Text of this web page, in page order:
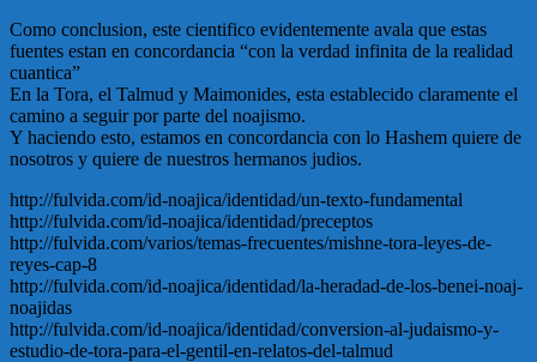
Como conclusion, este cientifico evidentemente avala que estas
fuentes estan en concordancia “con la verdad infinita de la realidad
cuantica”
En la Tora, el Talmud y Maimonides, esta establecido claramente el
camino a seguir por parte del noajismo.
Y haciendo esto, estamos en concordancia con lo Hashem quiere de
nosotros y quiere de nuestros hermanos judios.
http://fulvida.com/id-noajica/identidad/un-texto-fundamental
http://fulvida.com/id-noajica/identidad/preceptos
http://fulvida.com/varios/temas-frecuentes/mishne-tora-leyes-de-
reyes-cap-8
http://fulvida.com/id-noajica/identidad/la-heradad-de-los-benei-noaj-
noajidas
http://fulvida.com/id-noajica/identidad/conversion-al-judaismo-y-
estudio-de-tora-para-el-gentil-en-relatos-del-talmud